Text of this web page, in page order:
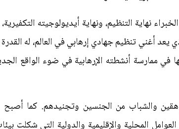
نهاية التنظيم، ونهاية أيديولوجيته
أغني تنظيم جهادي إرهابي في العالم، له
ممارسة أنشطته الإرهابية في ضوء الواقع
والشباب من الجنسين وتجنيدهم. كما أصبح
المحلية والإقليمية والدولية التي شكلت